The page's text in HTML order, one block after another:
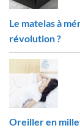
Le matelas à
révolution ?
Oreiller en